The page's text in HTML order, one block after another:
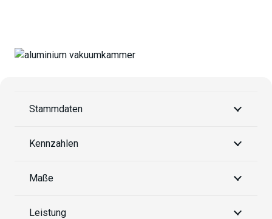
Stammdaten
Kennzahlen
Maße
Leistung